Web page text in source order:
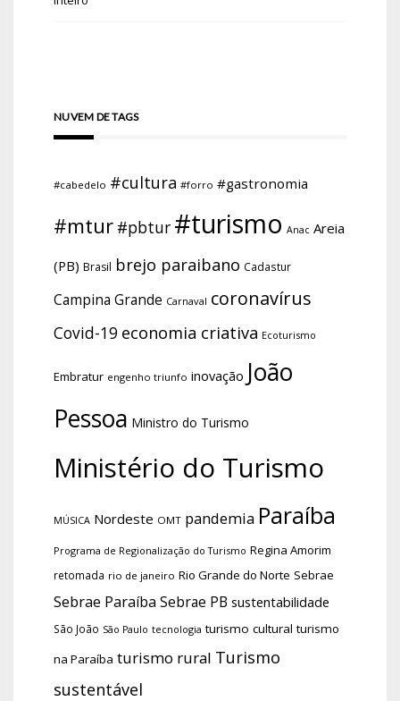
NUVEM DE TAGS
#cabedelo #cultura #forro #gastronomia
#mtur #pbtur #turismo Anac Areia
(PB) Brasil brejo paraibano Cadastur
Campina Grande Carnaval coronavírus
Covid-19 economia criativa Ecoturismo
Embratur engenho triunfo inovação João
Pessoa Ministro do Turismo
Ministério do Turismo
MÚSICA Nordeste OMT pandemia Paraíba
Programa de Regionalização do Turismo Regina Amorim
retomada rio de janeiro Rio Grande do Norte Sebrae
Sebrae Paraíba Sebrae PB sustentabilidade
São João São Paulo tecnologia turismo cultural turismo
na Paraíba turismo rural Turismo
sustentável